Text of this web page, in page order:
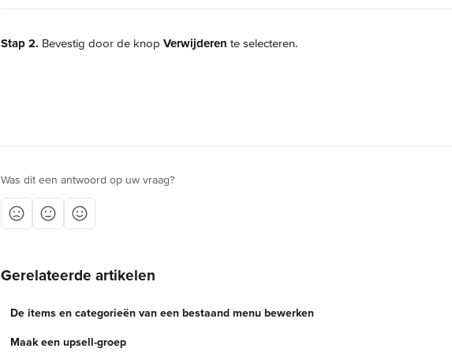
Stap 2. Bevestig door de knop Verwijderen te selecteren.
Was dit een antwoord op uw vraag?
Gerelateerde artikelen
De items en categorieën van een bestaand menu bewerken
Maak een upsell-groep